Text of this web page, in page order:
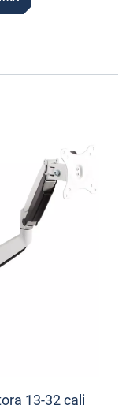
13-32 cali